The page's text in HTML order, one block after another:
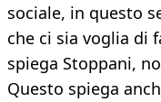
sociale, in questo
che ci sia voglia di
spiega Stoppani,
Questo spiega